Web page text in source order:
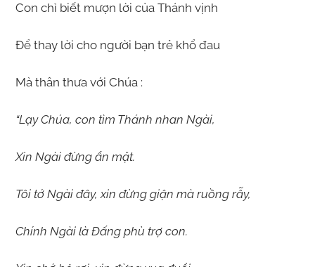
Con chỉ biết mượn lời của Thánh vịnh
Để thay lời cho người bạn trẻ khổ đau
Mà thân thưa với Chúa :
“Lạy Chúa, con tìm Thánh nhan Ngài,
Xin Ngài đừng ẩn mặt.
Tôi tớ Ngài đây, xin đừng giận mà ruồng rẫy,
Chính Ngài là Đấng phù trợ con.